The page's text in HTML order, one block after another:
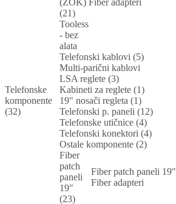
(ZOK)
(21)
Fiber adapteri
Tooless
- bez
alata
Telefonske
komponente
(32)
Telefonski kablovi (5)
Multi-parični kablovi
LSA reglete (3)
Kabineti za reglete (1)
19" nosači regleta (1)
Telefonski p. paneli (12)
Telefonske utičnice (4)
Telefonski konektori (4)
Ostale komponente (2)
Fiber
patch
paneli
19"
(23)
Fiber patch paneli 19"
Fiber adapteri